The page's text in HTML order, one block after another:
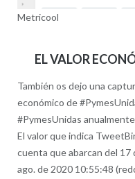
Metricool
EL VALOR
También os dejo una
económico de
#PymesUnidas
El valor que indica
cuenta que abarcan del 17
ago. de 2020 10:55:48